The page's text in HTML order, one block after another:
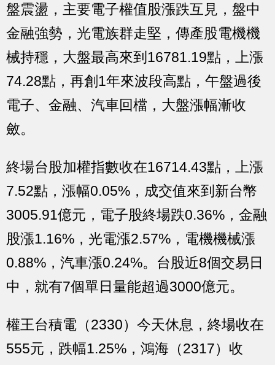
盤震盪，主要電子權值股漲跌互見，盤中
金融強勢，光電族群走堅，傳產股電機機
械持穩，大盤最高來到16781.19點，上漲
74.28點，再創1年來波段高點，午盤過後
電子、金融、汽車回檔，大盤漲幅漸收
斂。
終場台股加權指數收在16714.43點，上漲
7.52點，漲幅0.05%，成交值來到新台幣
3005.91億元，電子股終場跌0.36%，金融
股漲1.16%，光電漲2.57%，電機機械漲
0.88%，汽車漲0.24%。台股近8個交易日
中，就有7個單日量能超過3000億元。
權王台積電（2330）今天休息，終場收在
555元，跌幅1.25%，鴻海（2317）收